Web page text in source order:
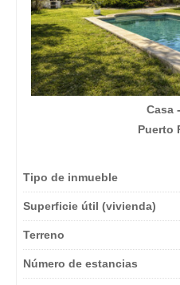
Casa
Puerto
Tipo de inmueble
Superficie útil (vivienda)
Terreno
Número de estancias